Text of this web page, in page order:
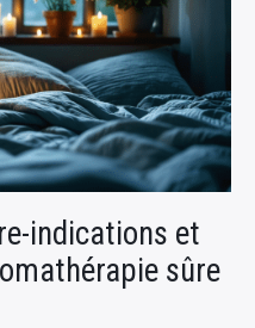
indications et
sûre